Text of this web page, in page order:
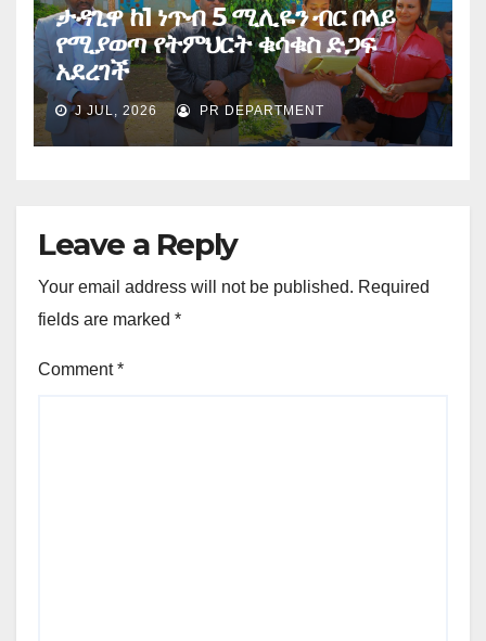
ታዳጊዋ ከ1 ነጥብ 5 ሚሊዬን ብር በላይ
የሚያወጣ የትምህርት ቁሳቁስ ድጋፍ
አደረገች
J JUL, 2026 PR DEPARTMENT
Leave a Reply
Your email address will not be published. Required
fields are marked *
Comment*